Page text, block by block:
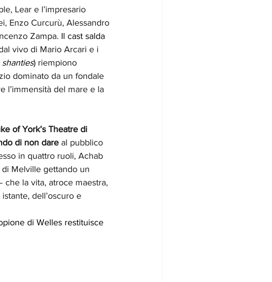
Lear e l’impresario
Enzo Curcurù, Alessandro
Zampa. Il cast salda
vivo di Mario Arcari e i
shanties) riempiono
dominato da un fondale
l’immensità del mare e la
of York’s Theatre di
di non dare al pubblico
in quattro ruoli, Achab
Melville gettando un
che la vita, atroce maestra,
dell’oscuro e
di Welles restituisce